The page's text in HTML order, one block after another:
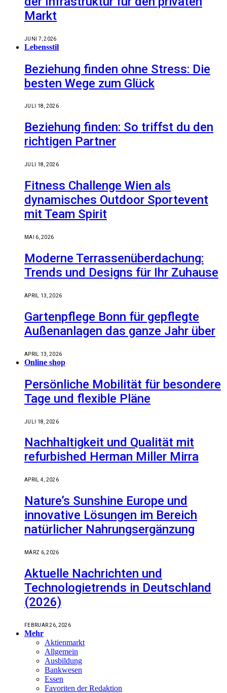
Markt
JUNI 7, 2026
Lebensstil
Beziehung finden ohne Stress: Die
besten Wege zum Glück
JULI 18, 2026
Beziehung finden: So triffst du den
richtigen Partner
JULI 18, 2026
Fitness Challenge Wien als
dynamisches Outdoor Sportevent
mit Team Spirit
MAI 6, 2026
Moderne Terrassenüberdachung:
Trends und Designs für Ihr Zuhause
APRIL 13, 2026
Gartenpflege Bonn für gepflegte
Außenanlagen das ganze Jahr über
APRIL 13, 2026
Online shop
Persönliche Mobilität für besondere
Tage und flexible Pläne
JULI 18, 2026
Nachhaltigkeit und Qualität mit
refurbished Herman Miller Mirra
APRIL 4, 2026
Nature’s Sunshine Europe und
innovative Lösungen im Bereich
natürlicher Nahrungsergänzung
MÄRZ 6, 2026
Aktuelle Nachrichten und
Technologietrends in Deutschland
(2026)
FEBRUAR 26, 2026
Mehr
Aktienmarkt
Allgemein
Ausbildung
Bankwesen
Essen
Favoriten der Redaktion